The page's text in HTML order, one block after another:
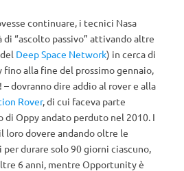
continuare, i tecnici Nasa
“ascolto passivo” attivando altre
Deep Space Network) in cerca di
alla fine del prossimo gennaio,
– dovranno dire addio al rover e alla
Rover, di cui faceva parte
di Oppy andato perduto nel 2010. I
loro dovere andando oltre le
durare solo 90 giorni ciascuno,
6 anni, mentre Opportunity è